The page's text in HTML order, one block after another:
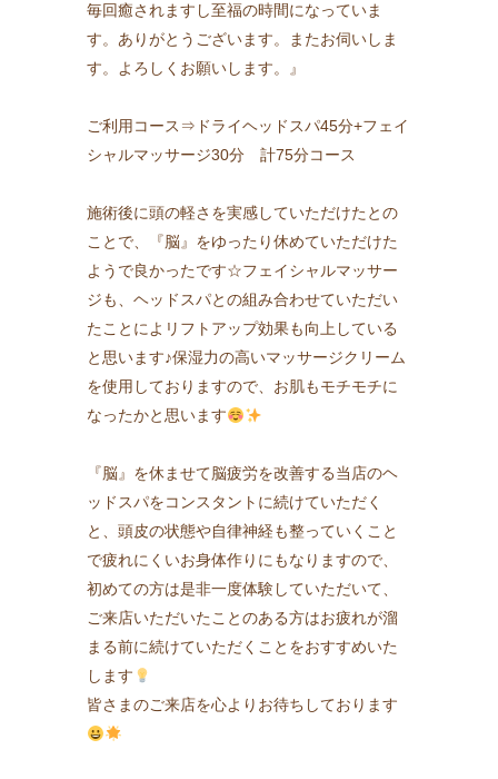
毎回癒されますし至福の時間になっていま
す。ありがとうございます。またお伺いしま
す。よろしくお願いします。』
ご利用コース⇒ドライヘッドスパ45分+フェイ
シャルマッサージ30分 計75分コース
施術後に頭の軽さを実感していただけたとの
ことで、『脳』をゆったり休めていただけた
ようで良かったです☆フェイシャルマッサー
ジも、ヘッドスパとの組み合わせていただい
たことによリフトアップ効果も向上している
と思います♪保湿力の高いマッサージクリーム
を使用しておりますので、お肌もモチモチに
なったかと思います
『脳』を休ませて脳疲労を改善する当店のヘ
ッドスパをコンスタントに続けていただく
と、頭皮の状態や自律神経も整っていくこと
で疲れにくいお身体作りにもなりますので、
初めての方は是非一度体験していただいて、
ご来店いただいたことのある方はお疲れが溜
まる前に続けていただくことをおすすめいた
します
皆さまのご来店を心よりお待ちしております